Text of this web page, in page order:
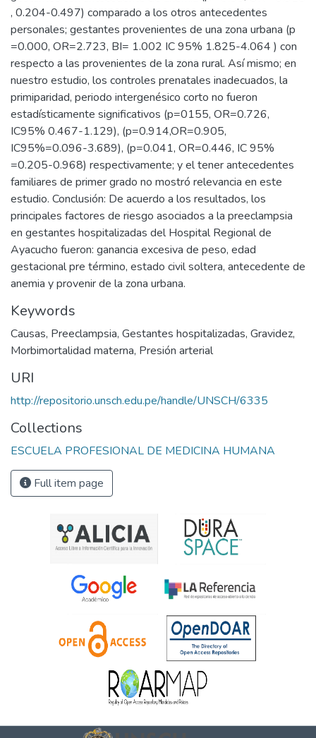
, 0.204-0.497) comparado a los otros antecedentes
personales; gestantes provenientes de una zona urbana (p
=0.000, OR=2.723, BI= 1.002 IC 95% 1.825-4.064 ) con
respecto a las provenientes de la zona rural. Así mismo; en
nuestro estudio, los controles prenatales inadecuados, la
primiparidad, periodo intergenésico corto no fueron
estadísticamente significativos (p=0155, OR=0.726,
IC95% 0.467-1.129), (p=0.914,OR=0.905,
IC95%=0.096-3.689), (p=0.041, OR=0.446, IC 95%
=0.205-0.968) respectivamente; y el tener antecedentes
familiares de primer grado no mostró relevancia en este
estudio. Conclusión: De acuerdo a los resultados, los
principales factores de riesgo asociados a la preeclampsia
en gestantes hospitalizadas del Hospital Regional de
Ayacucho fueron: ganancia excesiva de peso, edad
gestacional pre término, estado civil soltera, antecedente de
anemia y provenir de la zona urbana.
Keywords
Causas, Preeclampsia, Gestantes hospitalizadas, Gravidez,
Morbimortalidad materna, Presión arterial
URI
http://repositorio.unsch.edu.pe/handle/UNSCH/6335
Collections
ESCUELA PROFESIONAL DE MEDICINA HUMANA
Full item page